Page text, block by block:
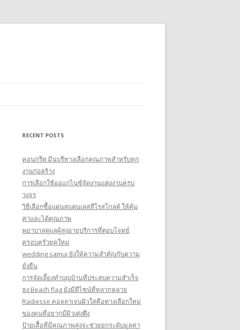
RECENT POSTS
คอนกรีต มีนบุรีทางเลือกคุณภาพสำหรับทุก
งานก่อสร้าง
การเลือกใช้ออแกไนซ์จัดงานแต่งงานครบ
วงจร
วิธีเลือกซื้อแผ่นสแตนเลสสีโรสโกลด์ ให้คุ้ม
ค่าและได้คุณภาพ
พยาบาลดูแลผู้สูงอายุบริการที่ตอบโจทย์
ครอบครัวยุคใหม่
wedding samui ยังให้ความสำคัญกับความ
ยั่งยืน
การจัดเลี้ยงทำบุญบ้านที่ประสบความสำเร็จ
ธง Beach flag ยังมีดีไซน์ที่หลากหลาย
Radiesse คอลลาเจนผิวใสคือทางเลือกใหม่
ของคนที่อยากมีผิวเต่งตึง
ป้ายเสื้อที่มีคุณภาพสูงจะช่วยยกระดับมูลค่า